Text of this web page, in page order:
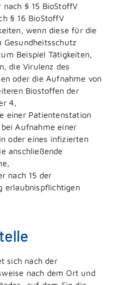
§ 15 BioStoffV
§ 16 BioStoffV
wenn diese für die
Gesundheitsschutz
Beispiel Tätigkeiten,
die Virulenz des
oder die Aufnahme von
Biostoffen der
4,
einer Patientenstation
Aufnahme einer
oder eines infizierten
anschließende
nach 15 der
erlaubnispflichtigen
sich nach der
nach dem Ort und